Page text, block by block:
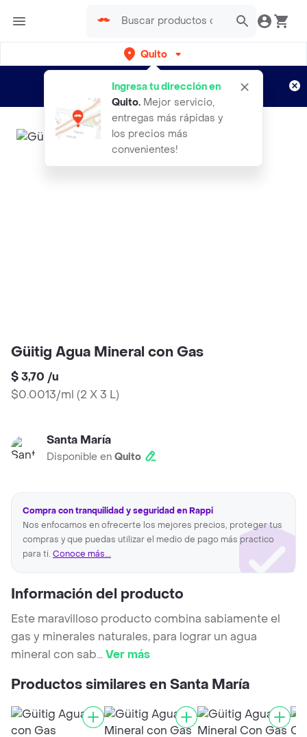
Quito
Ingresa tu dirección en
Quito. Mejor servicio,
entregas más rápidas y
los precios más
convenientes!
envíos gratis por semanas
Aplican TyC
Güitig Agua Mineral con Gas
$ 3,70 /u
$0.0013/ml (2 X 3 L)
Santa María
Disponible en Quito
Compra con tranquilidad y seguridad en Rappi
Nos enfocamos en ofrecerte los mejores precios, proteger tus
compras y que puedas utilizar el medio de pago más practico
para ti. Conoce más...
Información del producto
Este maravilloso producto combina sabiamente el
gas y minerales naturales, para lograr un agua
mineral con sab...Ver más
Productos similares en Santa María